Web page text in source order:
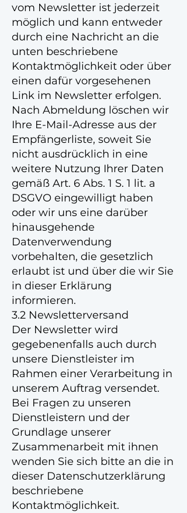
vom Newsletter ist jederzeit
möglich und kann entweder
durch eine Nachricht an die
unten beschriebene
Kontaktmöglichkeit oder über
einen dafür vorgesehenen
Link im Newsletter erfolgen.
Nach Abmeldung löschen wir
Ihre E-Mail-Adresse aus der
Empfängerliste, soweit Sie
nicht ausdrücklich in eine
weitere Nutzung Ihrer Daten
gemäß Art. 6 Abs. 1 S. 1 lit. a
DSGVO eingewilligt haben
oder wir uns eine darüber
hinausgehende
Datenverwendung
vorbehalten, die gesetzlich
erlaubt ist und über die wir Sie
in dieser Erklärung
informieren.
3.2 Newsletterversand
Der Newsletter wird
gegebenenfalls auch durch
unsere Dienstleister im
Rahmen einer Verarbeitung in
unserem Auftrag versendet.
Bei Fragen zu unseren
Dienstleistern und der
Grundlage unserer
Zusammenarbeit mit ihnen
wenden Sie sich bitte an die in
dieser Datenschutzerklärung
beschriebene
Kontaktmöglichkeit.